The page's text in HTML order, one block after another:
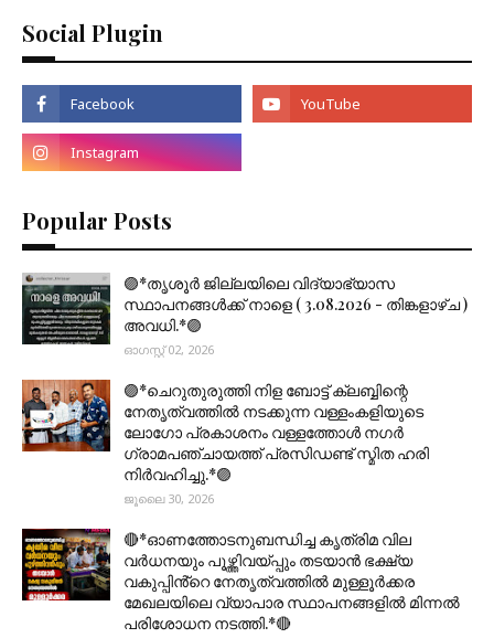
Social Plugin
Popular Posts
🟣*തൃശൂര്‍ ജില്ലയിലെ വിദ്യാഭ്യാസ
സ്ഥാപനങ്ങൾക്ക് നാളെ ( 3.08.2026 - തിങ്കളാഴ്ച )
അവധി.*🟣
ഓഗസ്റ്റ് 02, 2026
🟣*ചെറുതുരുത്തി നിള ബോട്ട് ക്ലബ്ബിന്റെ
നേതൃത്വത്തിൽ നടക്കുന്ന വള്ളംകളിയുടെ
ലോഗോ പ്രകാശനം വള്ളത്തോൾ നഗർ
ഗ്രാമപഞ്ചായത്ത് പ്രസിഡണ്ട് സ്മിത ഹരി
നിർവഹിച്ചു.*🟣
ജൂലൈ 30, 2026
🔴*ഓണത്തോടനുബന്ധിച്ച കൃത്രിമ വില
വർധനയും പൂഴ്ത്തിവയ്പ്പും തടയാൻ ഭക്ഷ്യ
വകുപ്പിൻ്റെ നേതൃത്വത്തിൽ മുള്ളൂർക്കര
മേഖലയിലെ വ്യാപാര സ്ഥാപനങ്ങളിൽ മിന്നൽ
പരിശോധന നടത്തി.*🔴